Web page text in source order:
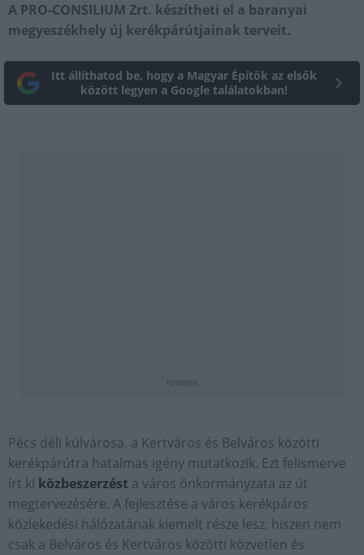
A PRO-CONSILIUM Zrt. készítheti el a baranyai
megyeszékhely új kerékpárútjainak terveit.
Itt állíthatod be, hogy a Magyar Építők az elsők
között legyen a Google találatokban!
hirdetés
Pécs déli külvárosa, a Kertváros és Belváros közötti
kerékpárútra hatalmas igény mutatkozik. Ezt felismerve
írt ki közbeszerzést a város önkormányzata az út
megtervezésére. A fejlesztése a város kerékpáros
közlekedési hálózatának kiemelt része lesz, hiszen nem
csak a Belváros és Kertváros közötti közvetlen és